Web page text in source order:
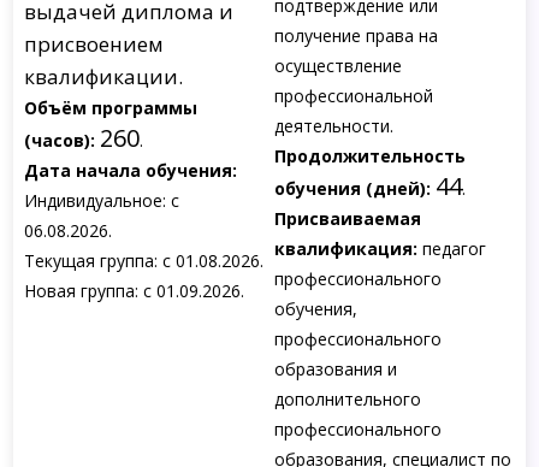
выдачей диплома и
присвоением
квалификации.
Объём программы
(часов): 260.
Дата начала обучения:
Индивидуальное: с
06.08.2026.
Текущая группа: с 01.08.2026.
Новая группа: с 01.09.2026.
подтверждение или
получение права на
осуществление
профессиональной
деятельности.
Продолжительность
обучения (дней): 44.
Присваиваемая
квалификация: педагог
профессионального
обучения,
профессионального
образования и
дополнительного
профессионального
образования, специалист по